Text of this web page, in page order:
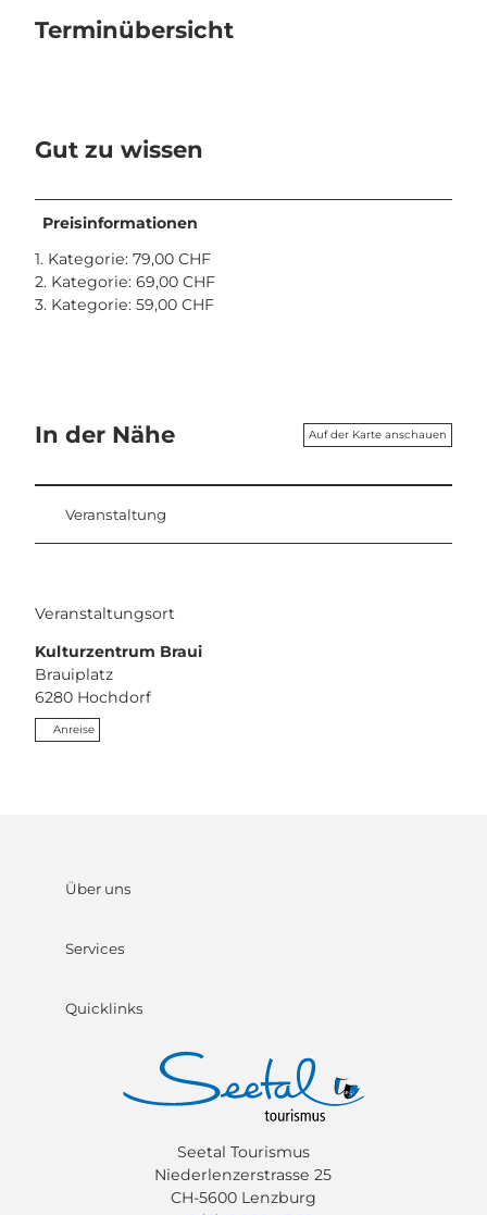
Terminübersicht
Gut zu wissen
Preisinformationen
1. Kategorie: 79,00 CHF
2. Kategorie: 69,00 CHF
3. Kategorie: 59,00 CHF
In der Nähe Auf der Karte anschauen
Veranstaltung
Veranstaltungsort
Kulturzentrum Braui
Brauiplatz
6280 Hochdorf
Anreise
Über uns
Services
Quicklinks
Seetal Tourismus
Niederlenzerstrasse 25
CH-5600 Lenzburg